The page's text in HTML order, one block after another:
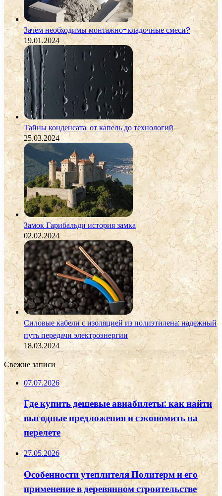
Зачем необходимы монтажно-кладочные смеси?
19.01.2024
Тайны конденсата: от капель до технологий
25.03.2024
Замок Гарибальди история замка
02.02.2024
Силовые кабели с изоляцией из полиэтилена: надежный
путь передачи электроэнергии
18.03.2024
Свежие записи
07.07.2026
Где купить дешевые авиабилеты: как найти
выгодные предложения и сэкономить на
перелете
27.05.2026
Особенности утеплителя Политерм и его
применение в деревянном строительстве